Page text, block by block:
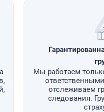
Мы работаем
отслеживаем
следования.